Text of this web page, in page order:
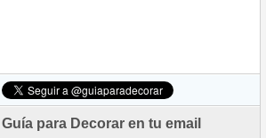
Guía para Decorar en tu email